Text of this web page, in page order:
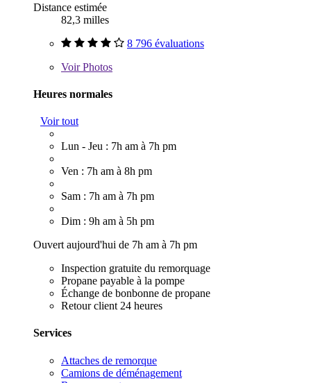
Distance estimée
82,3 milles
8 796 évaluations
VoirPhotos
Heures normales
Voir tout
Lun - Jeu : 7h am à 7h pm
Ven : 7h am à 8h pm
Sam : 7h am à 7h pm
Dim : 9h am à 5h pm
Ouvert aujourd'hui de 7h am à 7h pm
Inspection gratuite du remorquage
Propane payable à la pompe
Échange de bonbonne de propane
Retour client 24 heures
Services
Attaches de remorque
Camions de déménagement